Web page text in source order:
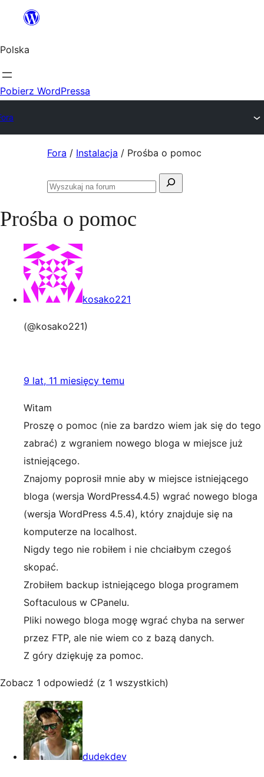
Przejdź
treści
Polska
Pobierz WordPressa
Fora / Instalacja / Prośba o pomoc
Szukaj:
Przeszukaj
Prośba o pomoc
kosako221
(@kosako221)
9 lat, 11 miesięcy temu
Witam
Proszę o pomoc (nie za bardzo wiem jak się do tego
zabrać) z wgraniem nowego bloga w miejsce już
istniejącego.
Znajomy poprosił mnie aby w miejsce istniejącego
bloga (wersja WordPress4.4.5) wgrać nowego bloga
(wersja WordPress 4.5.4), który znajduje się na
komputerze na localhost.
Nigdy tego nie robiłem i nie chciałbym czegoś
skopać.
Zrobiłem backup istniejącego bloga programem
Softaculous w CPanelu.
Pliki nowego bloga mogę wgrać chyba na serwer
przez FTP, ale nie wiem co z bazą danych.
Z góry dziękuję za pomoc.
Zobacz 1 odpowiedź (z 1 wszystkich)
dudekdev